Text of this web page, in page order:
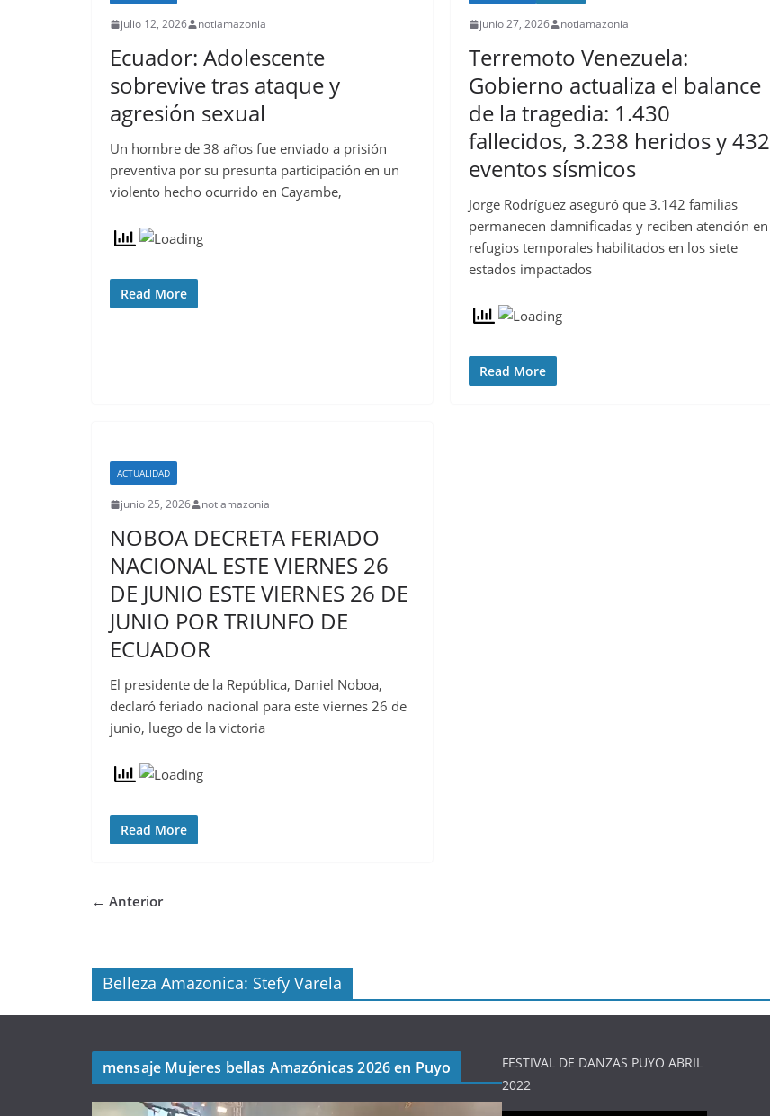
julio 12, 2026 notiamazonia
Ecuador: Adolescente
sobrevive tras ataque y
agresión sexual
Un hombre de 38 años fue enviado a prisión
preventiva por su presunta participación en un
violento hecho ocurrido en Cayambe,
Read More
junio 27, 2026 notiamazonia
Terremoto Venezuela:
Gobierno actualiza el balance
de la tragedia: 1.430
fallecidos, 3.238 heridos y 432
eventos sísmicos
Jorge Rodríguez aseguró que 3.142 familias
permanecen damnificadas y reciben atención en
refugios temporales habilitados en los siete
estados impactados
Read More
ACTUALIDAD
junio 25, 2026 notiamazonia
NOBOA DECRETA FERIADO
NACIONAL ESTE VIERNES 26
DE JUNIO ESTE VIERNES 26 DE
JUNIO POR TRIUNFO DE
ECUADOR
El presidente de la República, Daniel Noboa,
declaró feriado nacional para este viernes 26 de
junio, luego de la victoria
Read More
← Anterior
Belleza Amazonica: Stefy Varela
mensaje Mujeres bellas Amazónicas 2026 en Puyo
FESTIVAL DE DANZAS PUYO ABRIL
2022